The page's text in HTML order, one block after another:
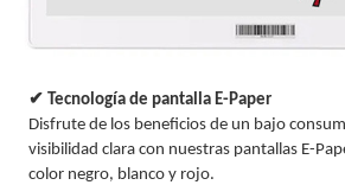
✔ Tecnología de pantalla E-Paper
Disfrute de los beneficios de un bajo
visibilidad clara con nuestras pantallas E-
color negro, blanco y rojo.